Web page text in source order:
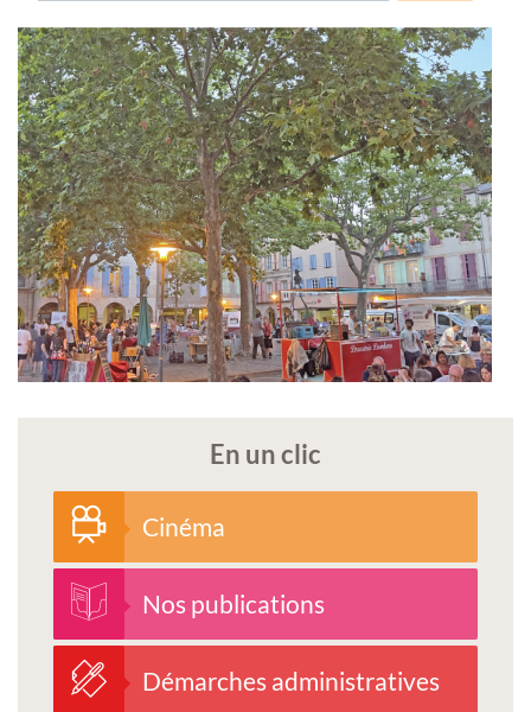
En un clic
Cinéma
Nos publications
Démarches administratives